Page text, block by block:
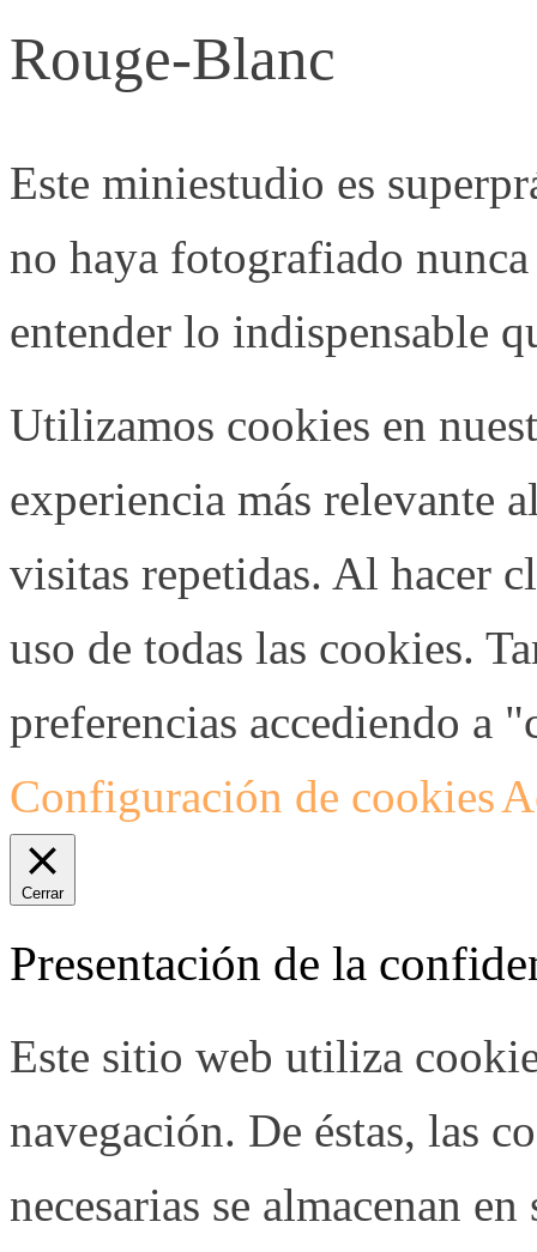
Rouge-Blanc
Este miniestudio es
no haya fotografiado
entender lo indispensable
Utilizamos cookies en
experiencia más relevante
visitas repetidas. Al hacer
uso de todas las cookies.
preferencias accediendo a
Configuración de cookies
Cerrar
Presentación de la
Este sitio web utiliza
navegación. De éstas, las
necesarias se almacenan